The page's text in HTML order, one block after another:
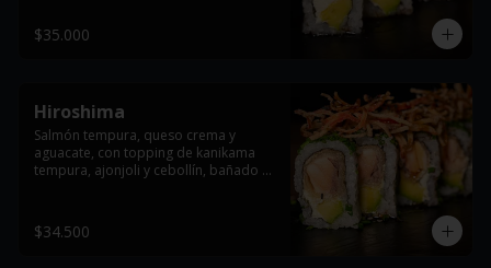
$35.000
Hiroshima
Salmón tempura, queso crema y
aguacate, con topping de kanikama
tempura, ajonjoli y cebollín, bañado en
$34.500